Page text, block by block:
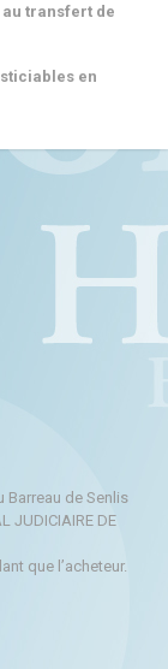
transfert de
en
Barreau de Senlis
JUDICIAIRE DE
que l’acheteur.